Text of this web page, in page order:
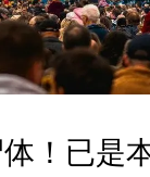
！已是